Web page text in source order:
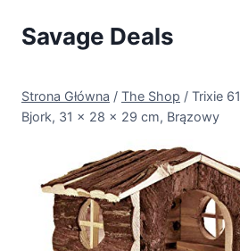
Savage Deals
Strona Główna / The Shop / Trixie
Bjork, 31 × 28 × 29 cm, Brązowy